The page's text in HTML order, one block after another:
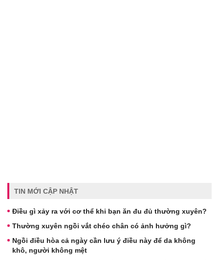
TIN MỚI CẬP NHẬT
Điều gì xảy ra với cơ thể khi bạn ăn đu đủ thường xuyên?
Thường xuyên ngồi vắt chéo chân có ảnh hưởng gì?
Ngồi điều hòa cả ngày cần lưu ý điều này để da không
khô, người không mệt